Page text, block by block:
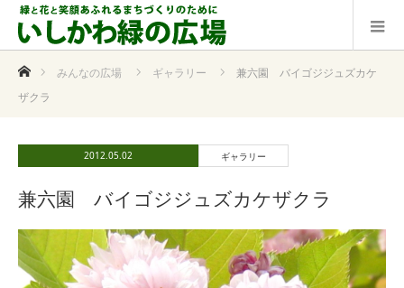
ホームみんなの広場 ギャラリー
兼六園 バイゴジジュズカケ
ザクラ
2012.05.02 ギャラリー
兼六園 バイゴジジュズカケザクラ